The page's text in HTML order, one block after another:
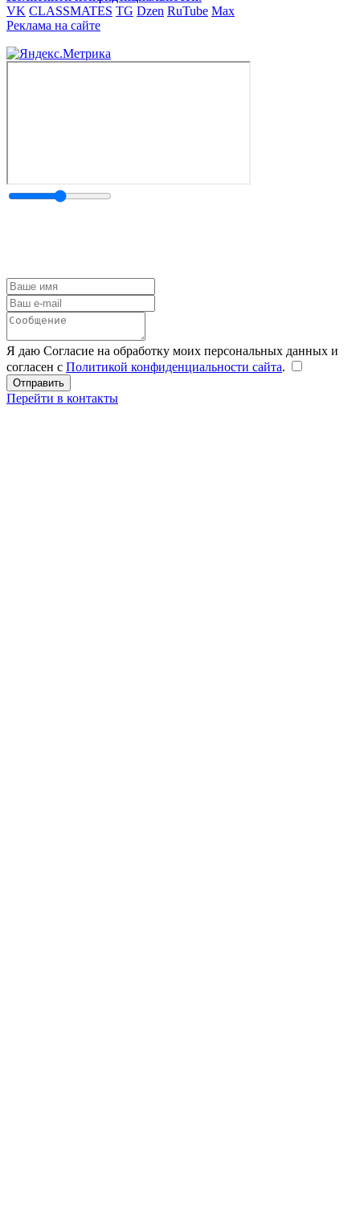
VK CLASSMATES TG Dzen RuTube Max
Реклама на сайте
Я даю Согласие на обработку моих персональных данных и
согласен с Политикой конфиденциальности сайта.
Перейти в контакты